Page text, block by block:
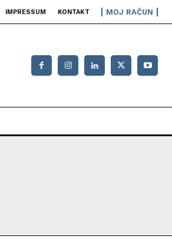
IMPRESSUM KONTAKT MOJ RAČUN